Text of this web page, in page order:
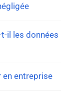
il les données
entreprise